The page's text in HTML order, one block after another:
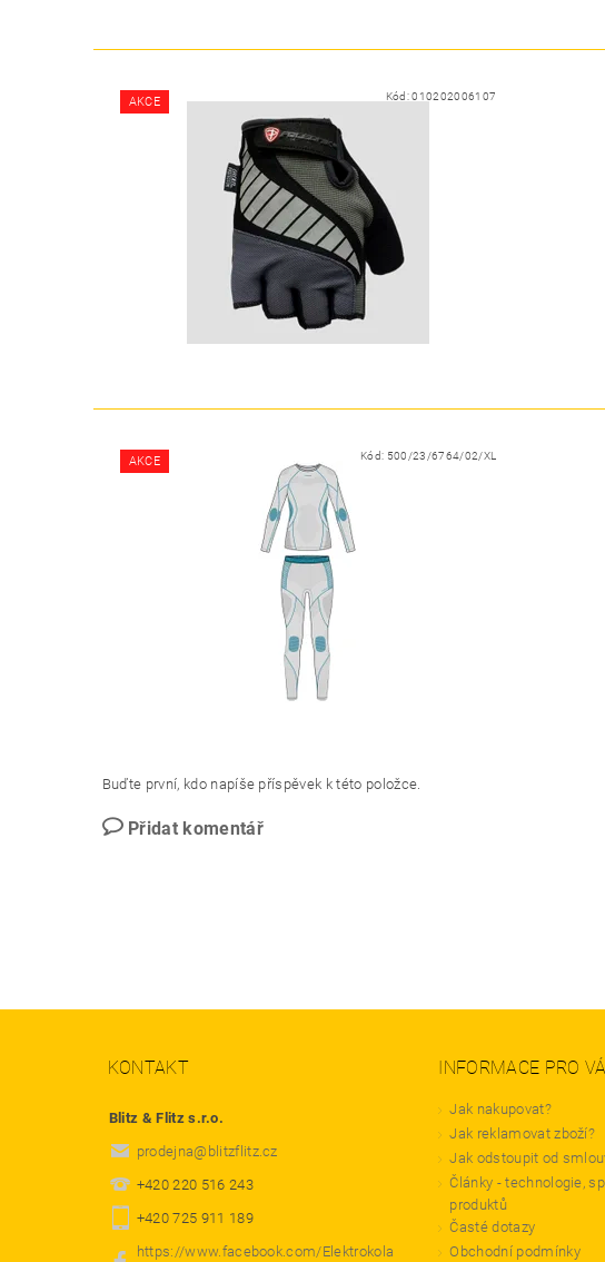
AKCE Kód:010202006107
AKCE Kód: 500/23/6764/02/XL
Buďte první, kdo napíše příspěvek k této položce.
Přidat komentář
KONTAKT
Blitz & Flitz s.r.o.
prodejna@ blitzflitz.cz
+420 220 516 243
+420 725 911 189
https://www.facebook.com/Elektrokola
INFORMACE PRO
Jak nakupovat?
Jak reklamovat zboží?
Jak odstoupit od
Články - technologie,
produktů
Časté dotazy
Obchodní podmínky